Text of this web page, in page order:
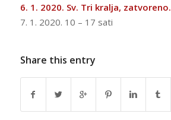
6. 1. 2020. Sv. Tri kralja, zatvoreno.
7. 1. 2020. 10 – 17 sati
Share this entry